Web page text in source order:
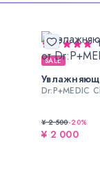
SALE
Dr:P+MEDIC
¥ 2 500-20%
¥ 2 000